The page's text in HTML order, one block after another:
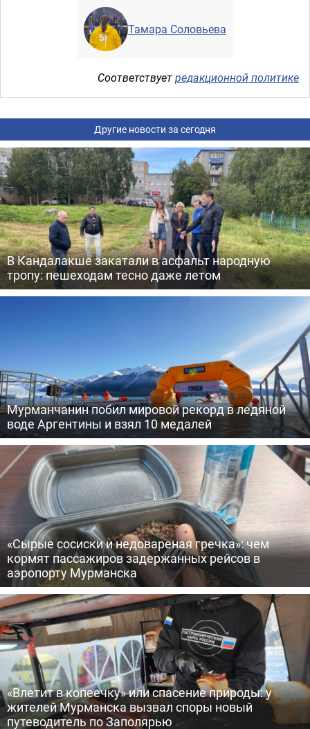
Тамара Соловьева
Соответствуетредакционной политике
Другие новости за сегодня
В Кандалакше закатали в асфальт народную
тропу: пешеходам тесно даже летом
Мурманчанин побил мировой рекорд в ледяной
воде Аргентины и взял 10 медалей
«Сырые сосиски и недовареная гречка»: чем
кормят пассажиров задержанных рейсов в
аэропорту Мурманска
«Влетит в копеечку» или спасение природы: у
жителей Мурманска вызвал споры новый
путеводитель по Заполярью